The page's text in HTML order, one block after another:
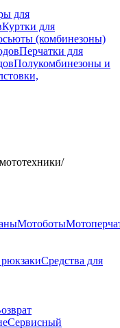
для
Куртки для
(комбинезоны)
Перчатки для
Полукомбинезоны и
/
Мотоботы
Средства для
Сервисный